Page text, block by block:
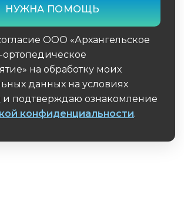
смесителей: сенсорное
ожогов
и системы экстренного вызова:
безопасности в санузле
для самостоятельности:
дозаторы и магнитные
ООО «Архангельское
ортопедическое
на обработку моих
данных на условиях
и подтверждаю ознакомление
конфиденциальности.